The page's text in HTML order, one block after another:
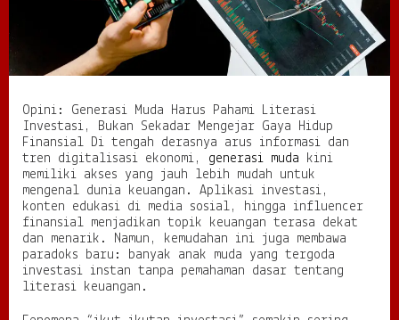
h
m
i
L
i
e
r
a
s
i
I
Opini: Generasi Muda Harus Pahami Literasi
Investasi, Bukan Sekadar Mengejar Gaya Hidup
Finansial Di tengah derasnya arus informasi dan
tren digitalisasi ekonomi, generasi muda kini
memiliki akses yang jauh lebih mudah untuk
mengenal dunia keuangan. Aplikasi investasi,
konten edukasi di media sosial, hingga influencer
finansial menjadikan topik keuangan terasa dekat
dan menarik. Namun, kemudahan ini juga membawa
paradoks baru: banyak anak muda yang tergoda
investasi instan tanpa pemahaman dasar tentang
literasi keuangan.